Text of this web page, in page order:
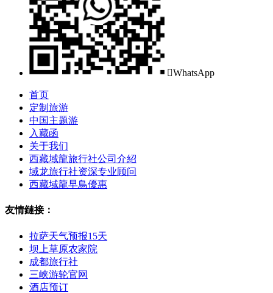
WhatsApp
首页
定制旅游
中国主题游
入藏函
关于我们
西藏域龍旅行社公司介紹
域龙旅行社资深专业顾问
西藏域龍早鳥優惠
友情鏈接：
拉萨天气预报15天
坝上草原农家院
成都旅行社
三峡游轮官网
酒店预订